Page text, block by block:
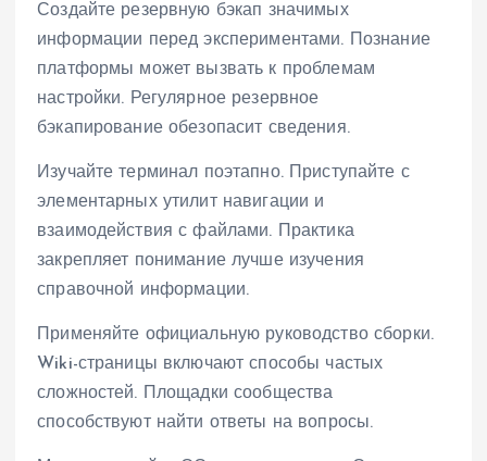
Создайте резервную бэкап значимых
информации перед экспериментами. Познание
платформы может вызвать к проблемам
настройки. Регулярное резервное
бэкапирование обезопасит сведения.
Изучайте терминал поэтапно. Приступайте с
элементарных утилит навигации и
взаимодействия с файлами. Практика
закрепляет понимание лучше изучения
справочной информации.
Применяйте официальную руководство сборки.
Wiki-страницы включают способы частых
сложностей. Площадки сообщества
способствуют найти ответы на вопросы.